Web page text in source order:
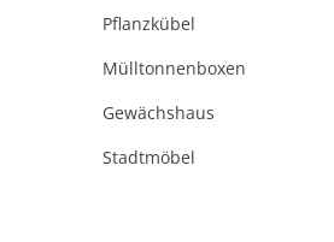
Pflanzkübel
Mülltonnenboxen
Gewächshaus
Stadtmöbel